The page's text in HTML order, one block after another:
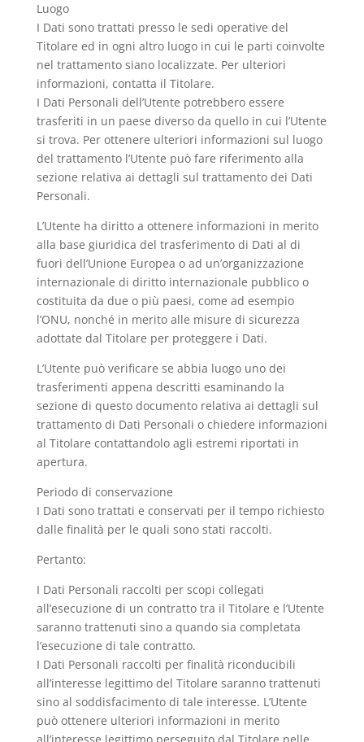
Luogo
I Dati sono trattati presso le sedi operative del
Titolare ed in ogni altro luogo in cui le parti coinvolte
nel trattamento siano localizzate. Per ulteriori
informazioni, contatta il Titolare.
I Dati Personali dell’Utente potrebbero essere
trasferiti in un paese diverso da quello in cui l’Utente
si trova. Per ottenere ulteriori informazioni sul luogo
del trattamento l’Utente può fare riferimento alla
sezione relativa ai dettagli sul trattamento dei Dati
Personali.
L’Utente ha diritto a ottenere informazioni in merito
alla base giuridica del trasferimento di Dati al di
fuori dell’Unione Europea o ad un’organizzazione
internazionale di diritto internazionale pubblico o
costituita da due o più paesi, come ad esempio
l’ONU, nonché in merito alle misure di sicurezza
adottate dal Titolare per proteggere i Dati.
L’Utente può verificare se abbia luogo uno dei
trasferimenti appena descritti esaminando la
sezione di questo documento relativa ai dettagli sul
trattamento di Dati Personali o chiedere informazioni
al Titolare contattandolo agli estremi riportati in
apertura.
Periodo di conservazione
I Dati sono trattati e conservati per il tempo richiesto
dalle finalità per le quali sono stati raccolti.
Pertanto:
I Dati Personali raccolti per scopi collegati
all’esecuzione di un contratto tra il Titolare e l’Utente
saranno trattenuti sino a quando sia completata
l’esecuzione di tale contratto.
I Dati Personali raccolti per finalità riconducibili
all’interesse legittimo del Titolare saranno trattenuti
sino al soddisfacimento di tale interesse. L’Utente
può ottenere ulteriori informazioni in merito